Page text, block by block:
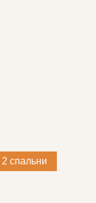
2 спальни